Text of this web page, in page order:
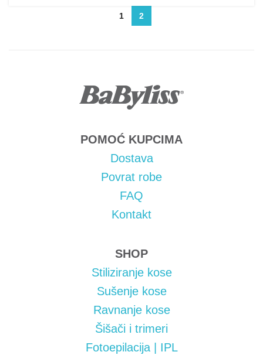
1 2
POMOĆ KUPCIMA
Dostava
Povrat robe
FAQ
Kontakt
SHOP
Stiliziranje kose
Sušenje kose
Ravnanje kose
Šišači i trimeri
Fotoepilacija | IPL